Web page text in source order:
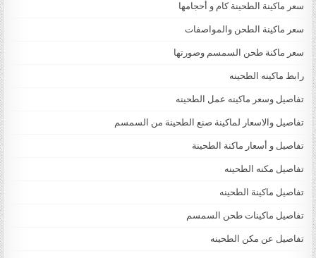
سعر ماكينة الطحينة كام و أحجامها
سعر ماكينة الطحن والمواصفات
سعر ماكنة طحن السمسم وصورتها
رابط ماكينه الطحينه
تفاصيل وسعر ماكينه عمل الطحينه
تفاصيل والاسعار لماكينة صنع الطحينة من السمسم
تفاصيل و أسعار ماكنة الطحينة
تفاصيل مكنه الطحينه
تفاصيل ماكينة الطحينه
تفاصيل ماكينات طحن السمسم
تفاصيل عن مكن الطحينه